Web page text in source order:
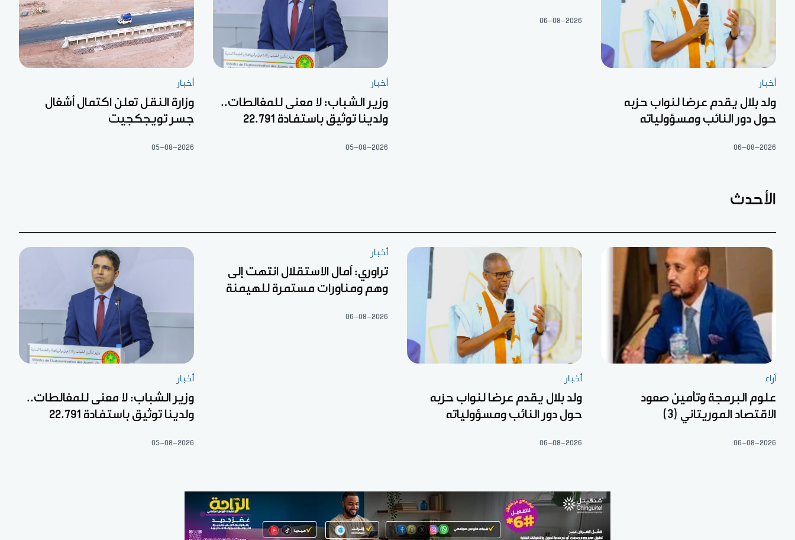
أخبار
ولد بلال يقدم عرضا لنواب حزبه
حول دور النائب ومسؤولياته
06-08-2026
06-08-2026
أخبار
وزير الشباب: لا معنى للمغالطات..
ولدينا توثيق باستفادة 22.791
05-08-2026
أخبار
وزارة النقل تعلن اكتمال أشغال
جسر تويجكجيت
05-08-2026
الأحدث
آراء
علوم البرمجة وتأمين صعود
الاقتصاد الموريتاني (3)
06-08-2026
أخبار
ولد بلال يقدم عرضا لنواب حزبه
حول دور النائب ومسؤولياته
06-08-2026
أخبار
تراوري: آمال الاستقلال انتهت إلى
وهم ومناورات مستمرة للهيمنة
06-08-2026
أخبار
وزير الشباب: لا معنى للمغالطات..
ولدينا توثيق باستفادة 22.791
05-08-2026